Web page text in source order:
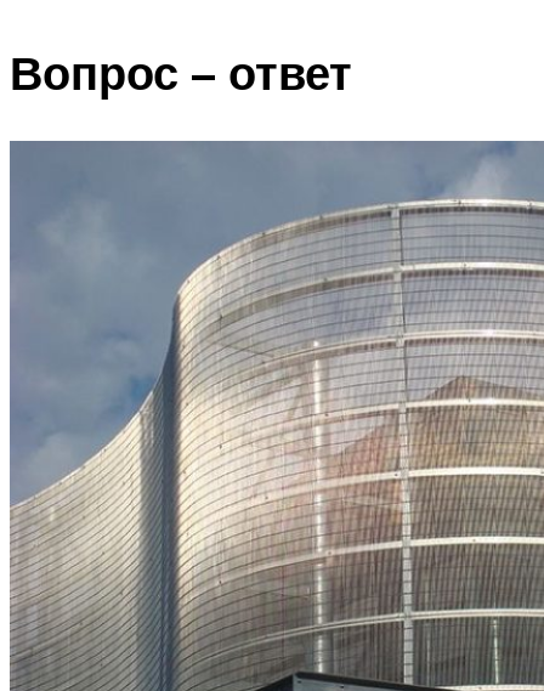
Вопрос – ответ